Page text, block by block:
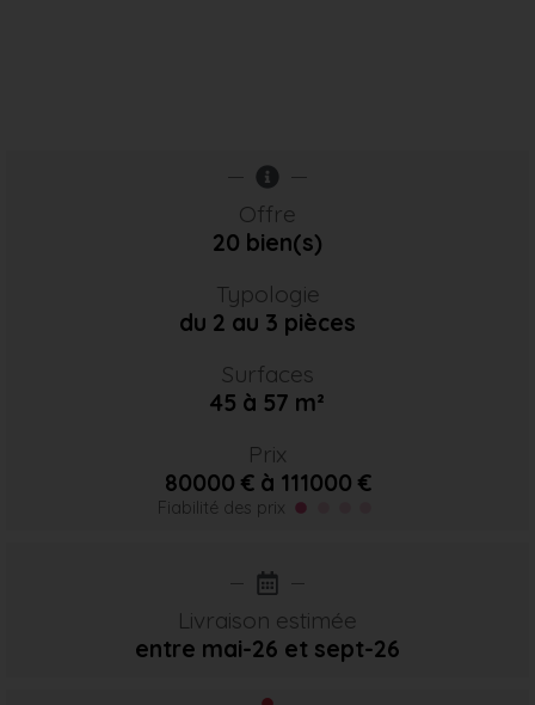
Offre
20 bien(s)
Typologie
du 2 au 3 pièces
Surfaces
45 à 57 m²
Prix
80000 € à 111000 €
Fiabilité des prix
Livraison estimée
entre mai-26 et sept-26